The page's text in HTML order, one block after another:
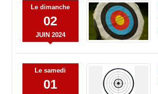
Ledimanche
02
JUIN 2024
Lesamedi
01